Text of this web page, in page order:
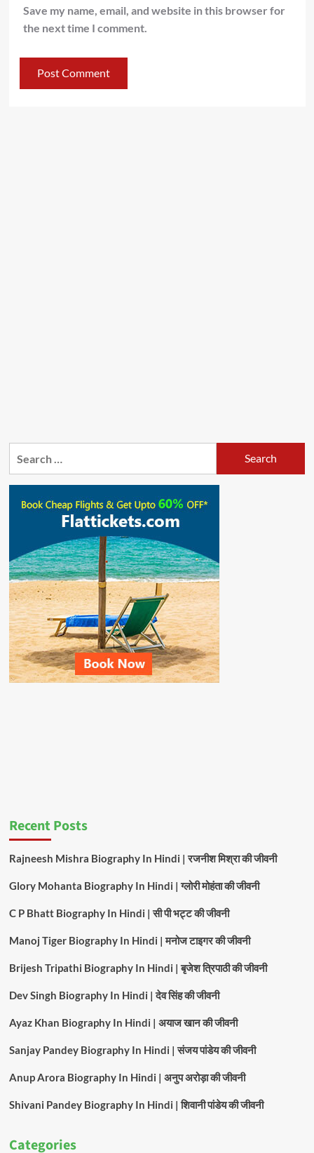
Save my name, email, and website in this browser for
the next time I comment.
Recent Posts
Rajneesh Mishra Biography In Hindi | रजनीश मिश्रा की जीवनी
Glory Mohanta Biography In Hindi | ग्लोरी मोहंता की जीवनी
C P Bhatt Biography In Hindi | सी पी भट्ट की जीवनी
Manoj Tiger Biography In Hindi | मनोज टाइगर की जीवनी
Brijesh Tripathi Biography In Hindi | बृजेश त्रिपाठी की जीवनी
Dev Singh Biography In Hindi | देव सिंह की जीवनी
Ayaz Khan Biography In Hindi | अयाज खान की जीवनी
Sanjay Pandey Biography In Hindi | संजय पांडेय की जीवनी
Anup Arora Biography In Hindi | अनुप अरोड़ा की जीवनी
Shivani Pandey Biography In Hindi | शिवानी पांडेय की जीवनी
Categories